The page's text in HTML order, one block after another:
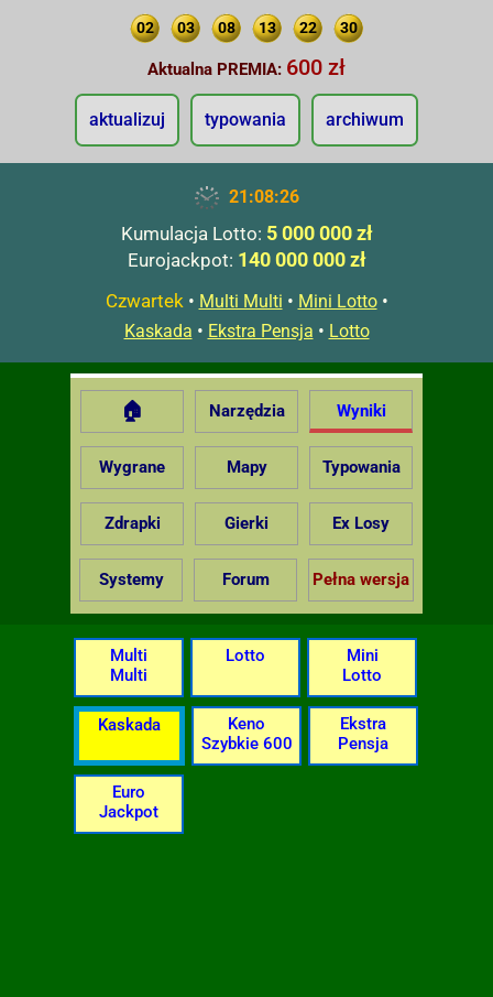
02 03 08 13 22 30
Aktualna PREMIA: 600 zł
aktualizuj typowania archiwum
21:08:27
Kumulacja Lotto: 5 000 000 zł
Eurojackpot: 140 000 000 zł
Czwartek• Multi Multi • Mini Lotto•
Kaskada • Ekstra Pensja • Lotto
🏠 Narzędzia Wyniki
Wygrane Mapy Typowania
Zdrapki Gierki Ex Losy
Systemy Forum Pełna wersja
Multi
Multi
Lotto
Mini
Lotto
Kaskada
Keno
Szybkie 600
Ekstra
Pensja
Euro
Jackpot